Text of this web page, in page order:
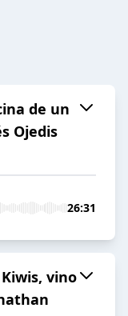
de un
Ojedis
26:31
vino